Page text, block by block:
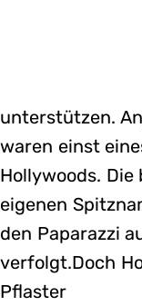
unterstützen.
waren einst
Hollywoods.
eigenen
den Paparazzi
verfolgt.Doch
Pflaster